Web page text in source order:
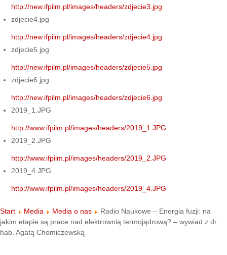
http://new.ifpilm.pl/images/headers/zdjecie3.jpg
zdjecie4.jpg
http://new.ifpilm.pl/images/headers/zdjecie4.jpg
zdjecie5.jpg
http://new.ifpilm.pl/images/headers/zdjecie5.jpg
zdjecie6.jpg
http://new.ifpilm.pl/images/headers/zdjecie6.jpg
2019_1.JPG
http://www.ifpilm.pl/images/headers/2019_1.JPG
2019_2.JPG
http://www.ifpilm.pl/images/headers/2019_2.JPG
2019_4.JPG
http://www.ifpilm.pl/images/headers/2019_4.JPG
Start Media Media o nas
Radio Naukowe – Energia fuzji: na
jakim etapie są prace nad elektrownią termojądrową? – wywiad z dr
hab. Agatą Chomiczewską